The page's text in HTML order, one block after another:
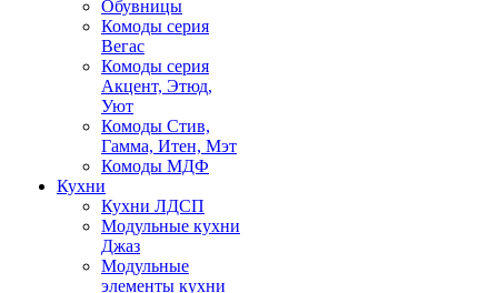
Обувницы
Комоды серия
Вегас
Комоды серия
Акцент, Этюд,
Уют
Комоды Стив,
Гамма, Итен, Мэт
Комоды МДФ
Кухни
Кухни ЛДСП
Модульные кухни
Джаз
Модульные
элементы кухни